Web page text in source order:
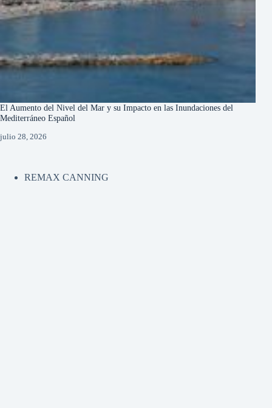
El Aumento del Nivel del Mar y su Impacto en las Inundaciones del
Mediterráneo Español
julio 28, 2026
REMAX CANNING